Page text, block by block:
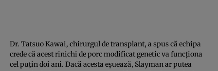
Dr. Tatsuo Kawai, chirurgul de transplant, a spus că echipa
crede că acest rinichi de porc modificat genetic va funcționa
cel puțin doi ani. Dacă acesta eșuează, Slayman ar putea